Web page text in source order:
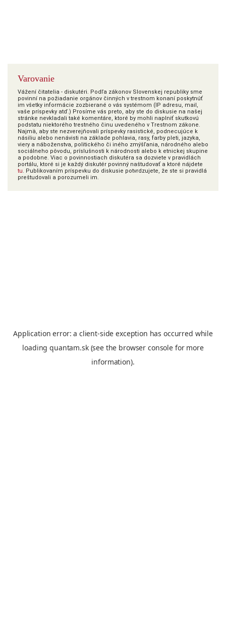
Varovanie
Vážení čitatelia - diskutéri. Podľa zákonov Slovenskej republiky sme
povinní na požiadanie orgánov činných v trestnom konaní poskytnúť
im všetky informácie zozbierané o vás systémom (IP adresu, mail,
vaše príspevky atď.) Prosíme vás preto, aby ste do diskusie na našej
stránke nevkladali také komentáre, ktoré by mohli naplniť skutkovú
podstatu niektorého trestného činu uvedeného v Trestnom zákone.
Najmä, aby ste nezverejňovali príspevky rasistické, podnecujúce k
násiliu alebo nenávisti na základe pohlavia, rasy, farby pleti, jazyka,
viery a náboženstva, politického či iného zmýšľania, národného alebo
sociálneho pôvodu, príslušnosti k národnosti alebo k etnickej skupine
a podobne. Viac o povinnostiach diskutéra sa dozviete v pravidlách
portálu, ktoré si je každý diskutér povinný naštudovať a ktoré nájdete
tu. Publikovaním príspevku do diskusie potvrdzujete, že ste si pravidlá
preštudovali a porozumeli im.